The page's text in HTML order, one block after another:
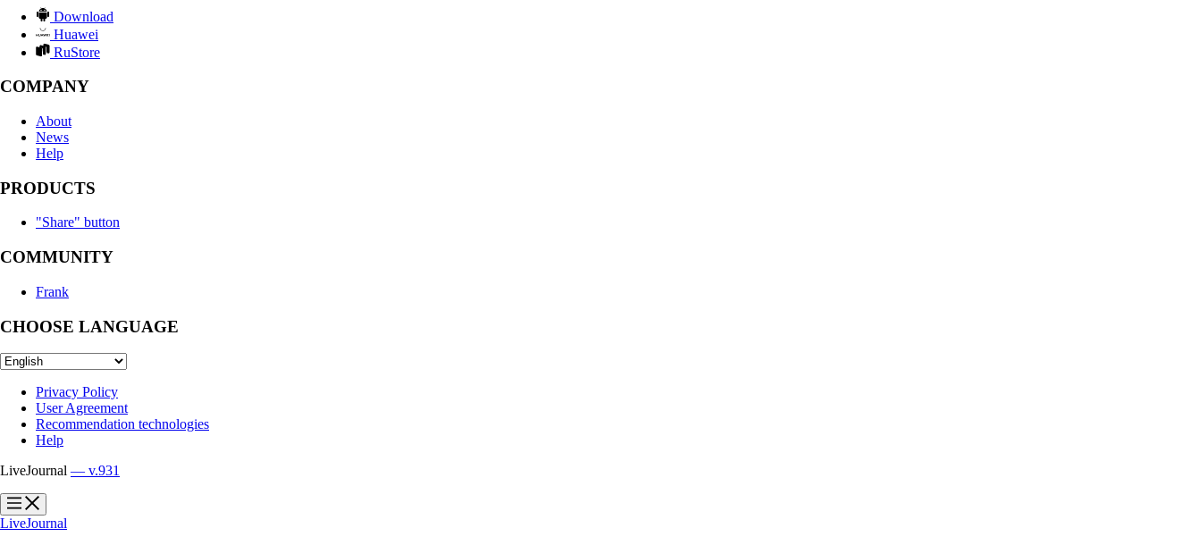
Download
Huawei
RuStore
COMPANY
About
News
Help
PRODUCTS
"Share" button
COMMUNITY
Frank
CHOOSE LANGUAGE
Privacy Policy
User Agreement
Recommendation technologies
Help
LiveJournal — v.931
?
?
LiveJournal